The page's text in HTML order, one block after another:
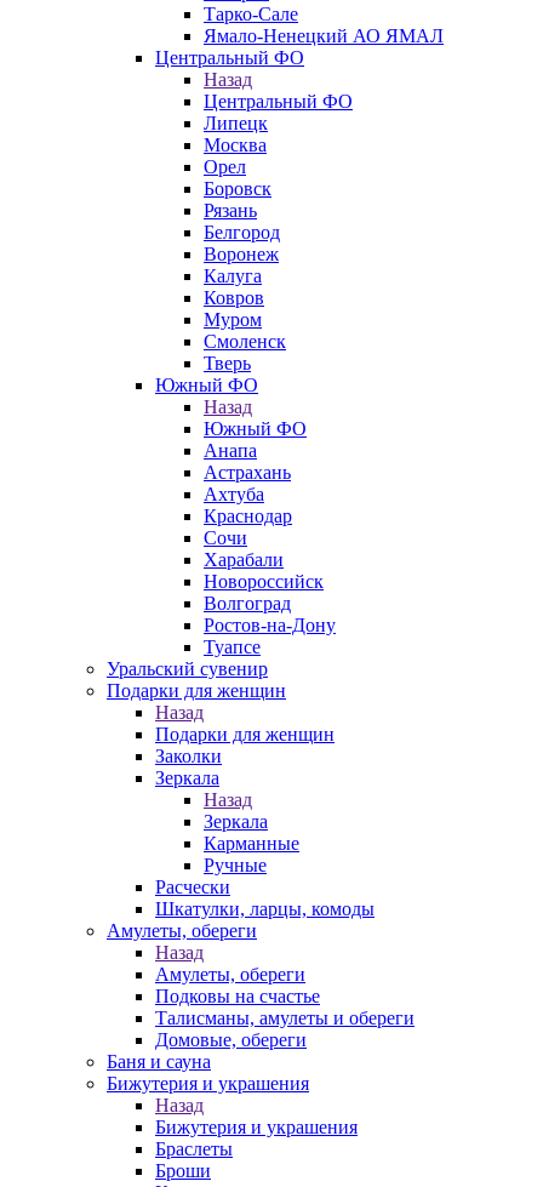
Тарко-Сале
Ямало-Ненецкий АО ЯМАЛ
Центральный ФО
Назад
Центральный ФО
Липецк
Москва
Орел
Боровск
Рязань
Белгород
Воронеж
Калуга
Ковров
Муром
Смоленск
Тверь
Южный ФО
Назад
Южный ФО
Анапа
Астрахань
Ахтуба
Краснодар
Сочи
Харабали
Новороссийск
Волгоград
Ростов-на-Дону
Туапсе
Уральский сувенир
Подарки для женщин
Назад
Подарки для женщин
Заколки
Зеркала
Назад
Зеркала
Карманные
Ручные
Расчески
Шкатулки, ларцы, комоды
Амулеты, обереги
Назад
Амулеты, обереги
Подковы на счастье
Талисманы, амулеты и обереги
Домовые, обереги
Баня и сауна
Бижутерия и украшения
Назад
Бижутерия и украшения
Браслеты
Броши